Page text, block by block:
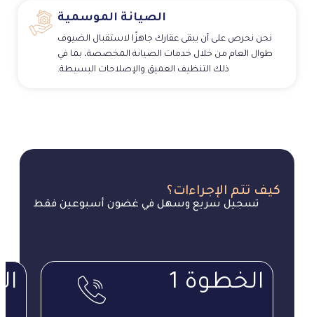
الصيانة الموسمية
نحن نحرص على أن يبقى عقارك جاهزًا لاستقبال الضيوف
طوال العام من خلال خدمات الصيانة المخصصة، بما في
ذلك التنظيف العميق والإصلاحات البسيطة.
كيف تتم الإجراءات؟
تسجيل سريع وسهل في غضون أسبوعين فقط
الخطوة 1